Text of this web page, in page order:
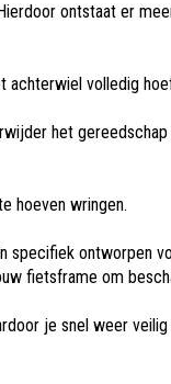
ontstaat er
achterwiel volledig
het
hoeven wringen.
ontworpen
fietsframe om
je snel weer